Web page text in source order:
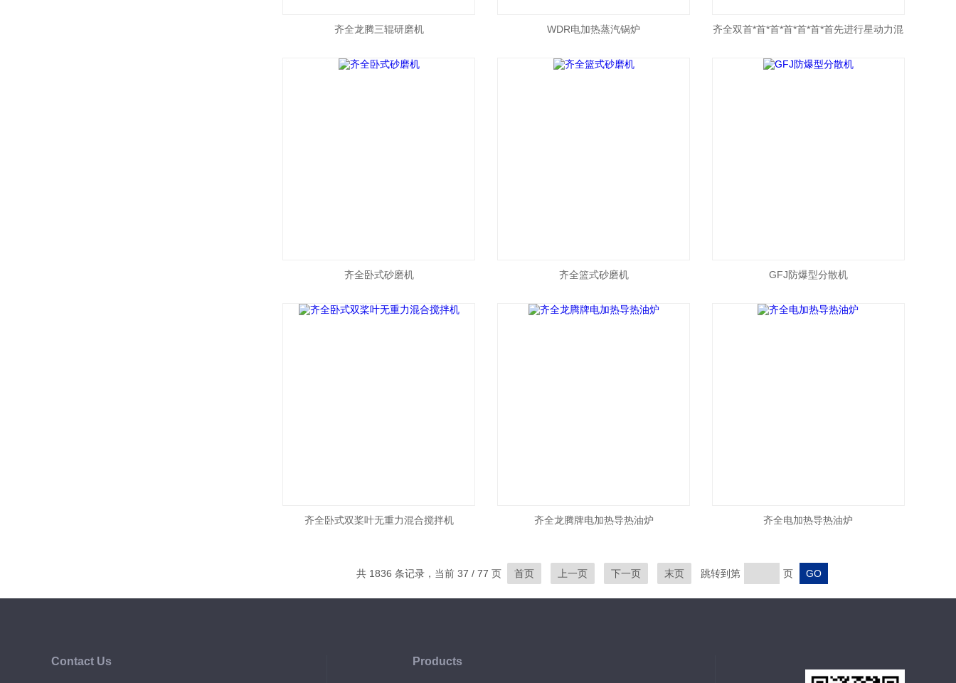
齐全龙腾三辊研磨机 WDR电加热蒸汽锅炉 齐全双首*首*首*首*首*首*首先进行星动力混
合机
齐全卧式砂磨机 齐全篮式砂磨机 GFJ防爆型分散机
齐全卧式双桨叶无重力混合搅拌机 齐全龙腾牌电加热导热油炉 齐全电加热导热油炉
共 1836 条记录，当前 37 / 77 页 首页 上一页 下一页 末页 跳转到第 页
Contact Us Products